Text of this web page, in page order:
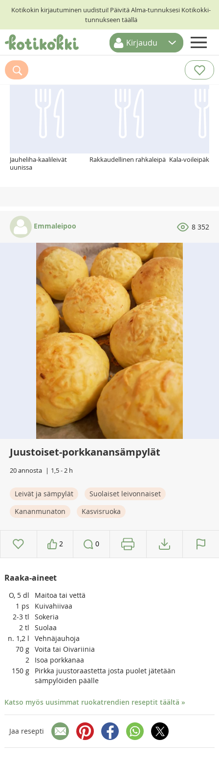
Kotikokin kirjautuminen uudistui! Päivitä Alma-tunnuksesi Kotikokki-
tunnukseen täällä
ETUSIVU
RESEPTIHAKU
Kirjaudu
Suosittelemme myös
Jauheliha-kaalileivät
uunissa
Rakkaudellinen rahkaleipä Kala-
Emmaleipoo 8 352
Juustoiset-porkkanansämpylät
20 annosta 1,5 - 2 h
Leivät ja sämpylät
Suolaiset leivonnaiset
Kananmunaton
Kasvisruoka
2 0
Raaka-aineet
O, 5 dl
Maitoa tai vettä
1 ps
Kuivahiivaa
2-3 tl
Sokeria
2 tl
Suolaa
n. 1,2 l
Vehnäjauhoja
70 g Voita tai Oivariinia
2
Isoa porkkanaa
150 g
Pirkka juustoraastetta josta puolet jätetään
sämpylöiden päälle
Katso myös uusimmat ruokatrendien reseptit täältä »
Jaa resepti